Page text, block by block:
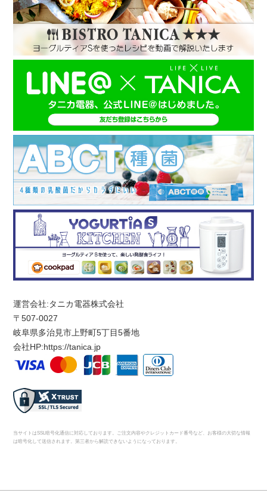
運営会社:タニカ電器株式会社
〒507-0027
岐阜県多治見市上野町5丁目5番地
会社HP:https://tanica.jp
当サイトはSSL暗号化通信に対応しております。ご注文内容やクレジットカード番号など、お客様の大切な情報
は暗号化して送信されます。第三者から解読できないようになっております。